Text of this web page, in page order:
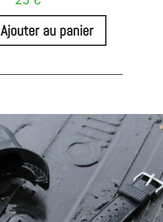
Ajouter au panier